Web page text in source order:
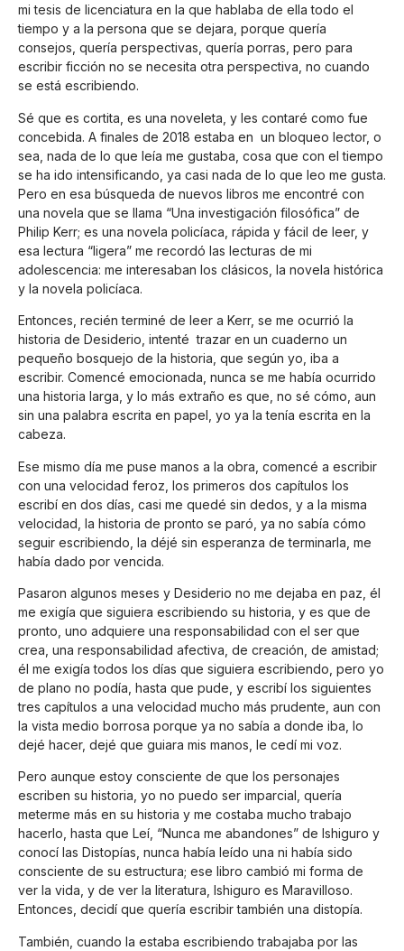
mi tesis de licenciatura en la que hablaba de ella todo el
tiempo y a la persona que se dejara, porque quería
consejos, quería perspectivas, quería porras, pero para
escribir ficción no se necesita otra perspectiva, no cuando
se está escribiendo.
Sé que es cortita, es una noveleta, y les contaré como fue
concebida. A finales de 2018 estaba en un bloqueo lector, o
sea, nada de lo que leía me gustaba, cosa que con el tiempo
se ha ido intensificando, ya casi nada de lo que leo me gusta.
Pero en esa búsqueda de nuevos libros me encontré con
una novela que se llama “Una investigación filosófica” de
Philip Kerr; es una novela policíaca, rápida y fácil de leer, y
esa lectura “ligera” me recordó las lecturas de mi
adolescencia: me interesaban los clásicos, la novela histórica
y la novela policíaca.
Entonces, recién terminé de leer a Kerr, se me ocurrió la
historia de Desiderio, intenté trazar en un cuaderno un
pequeño bosquejo de la historia, que según yo, iba a
escribir. Comencé emocionada, nunca se me había ocurrido
una historia larga, y lo más extraño es que, no sé cómo, aun
sin una palabra escrita en papel, yo ya la tenía escrita en la
cabeza.
Ese mismo día me puse manos a la obra, comencé a escribir
con una velocidad feroz, los primeros dos capítulos los
escribí en dos días, casi me quedé sin dedos, y a la misma
velocidad, la historia de pronto se paró, ya no sabía cómo
seguir escribiendo, la déjé sin esperanza de terminarla, me
había dado por vencida.
Pasaron algunos meses y Desiderio no me dejaba en paz, él
me exigía que siguiera escribiendo su historia, y es que de
pronto, uno adquiere una responsabilidad con el ser que
crea, una responsabilidad afectiva, de creación, de amistad;
él me exigía todos los días que siguiera escribiendo, pero yo
de plano no podía, hasta que pude, y escribí los siguientes
tres capítulos a una velocidad mucho más prudente, aun con
la vista medio borrosa porque ya no sabía a donde iba, lo
dejé hacer, dejé que guiara mis manos, le cedí mi voz.
Pero aunque estoy consciente de que los personajes
escriben su historia, yo no puedo ser imparcial, quería
meterme más en su historia y me costaba mucho trabajo
hacerlo, hasta que Leí, “Nunca me abandones” de Ishiguro y
conocí las Distopías, nunca había leído una ni había sido
consciente de su estructura; ese libro cambió mi forma de
ver la vida, y de ver la literatura, Ishiguro es Maravilloso.
Entonces, decidí que quería escribir también una distopía.
También, cuando la estaba escribiendo trabajaba por las